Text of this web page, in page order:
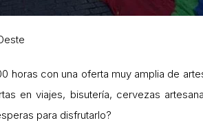
horas con una oferta muy amplia de
en viajes, bisutería, cervezas
para disfrutarlo?